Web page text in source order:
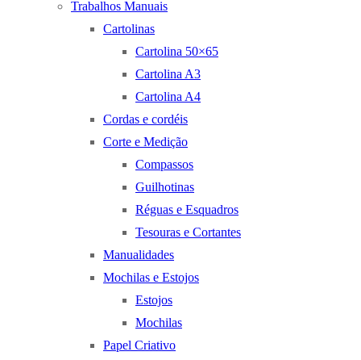
Trabalhos Manuais
Cartolinas
Cartolina 50×65
Cartolina A3
Cartolina A4
Cordas e cordéis
Corte e Medição
Compassos
Guilhotinas
Réguas e Esquadros
Tesouras e Cortantes
Manualidades
Mochilas e Estojos
Estojos
Mochilas
Papel Criativo